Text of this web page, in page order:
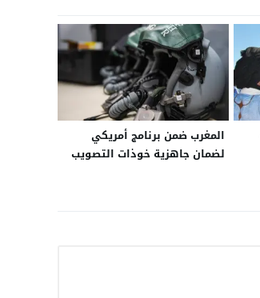
المغرب ضمن برنامج أمريكي
لضمان جاهزية خوذات التصويب